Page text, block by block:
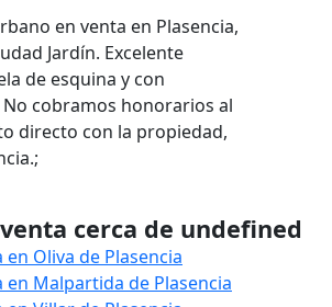
en venta en Plasencia,
Jardín. Excelente
de esquina y con
cobramos honorarios al
directo con la propiedad,
cerca de undefined
Oliva de Plasencia
en Malpartida de Plasencia